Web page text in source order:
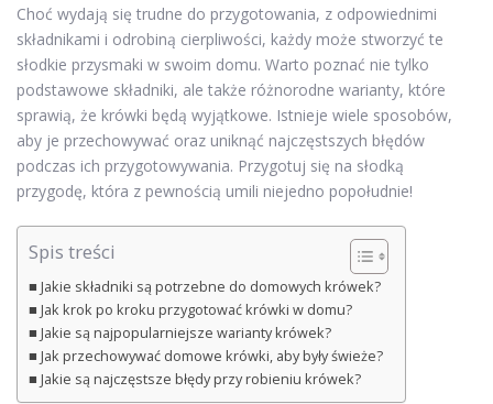
Choć wydają się trudne do przygotowania, z odpowiednimi
składnikami i odrobiną cierpliwości, każdy może stworzyć te
słodkie przysmaki w swoim domu. Warto poznać nie tylko
podstawowe składniki, ale także różnorodne warianty, które
sprawią, że krówki będą wyjątkowe. Istnieje wiele sposobów,
aby je przechowywać oraz uniknąć najczęstszych błędów
podczas ich przygotowywania. Przygotuj się na słodką
przygodę, która z pewnością umili niejedno popołudnie!
Spis treści
Jakie składniki są potrzebne do domowych krówek?
Jak krok po kroku przygotować krówki w domu?
Jakie są najpopularniejsze warianty krówek?
Jak przechowywać domowe krówki, aby były świeże?
Jakie są najczęstsze błędy przy robieniu krówek?